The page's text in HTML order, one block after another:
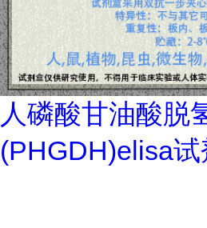
人磷酸甘油酸脱
(PHGDH)elisa试